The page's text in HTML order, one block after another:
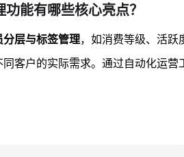
能有哪些核心亮点？
分层与标签管理，如消费等级、活跃
客户的实际需求。通过自动化运